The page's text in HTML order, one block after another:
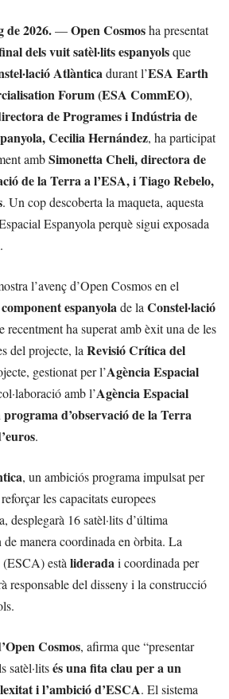
de 2026.—Open Cosmosha presentat
dels vuit satèl·lits espanyolsque
Atlànticadurant l’ESA Earth
Forum (ESA CommEO),
de Programes i Indústria de
Cecilia Hernández, ha participat
ambSimonetta Cheli, directora de
de la Terra a l’ESA, i Tiago Rebelo,
. Un cop descoberta la maqueta, aquesta
Espanyola perquè sigui exposada
l’avenç d’Open Cosmos en el
component espanyolade la Constel·lació
recentment ha superat amb èxit una de les
del projecte, la Revisió Crítica del
gestionat per l’Agència Espacial
amb l’Agència Espacial
programa d’observació de la Terra
.
, un ambiciós programa impulsat per
les capacitats europees
desplegarà 16 satèl·lits d’última
de manera coordinada en òrbita. La
(ESCA) està lideradai coordinada per
responsable del disseny i la construcció
Cosmos, afirma que “presentar
satèl·litsés una fita clau per a un
i l’ambició d’ESCA. El sistema